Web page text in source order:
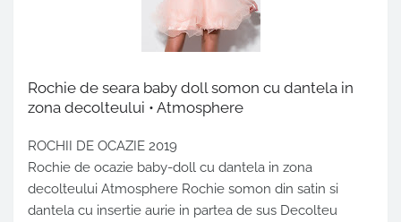
Rochie de seara baby doll somon cu dantela in
zona decolteului • Atmosphere
ROCHII DE OCAZIE 2019
Rochie de ocazie baby-doll cu dantela in zona
decolteului Atmosphere Rochie somon din satin si
dantela cu insertie aurie in partea de sus Decolteu